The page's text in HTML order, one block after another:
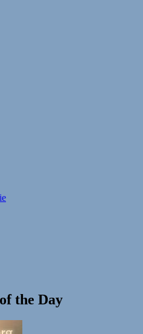
the Day